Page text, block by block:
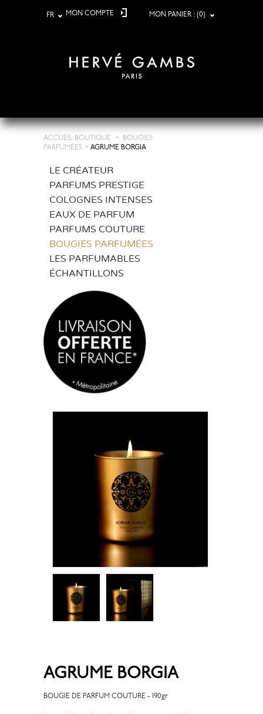
FR MON COMPTE MON PANIER : (0)
ACCUEIL BOUTIQUE >
BOUGIES
PARFUMÉES > AGRUME BORGIA
LE CRÉATEUR
PARFUMS PRESTIGE
COLOGNES INTENSES
EAUX DE PARFUM
PARFUMS COUTURE
BOUGIES PARFUMÉES
LES PARFUMABLES
ÉCHANTILLONS
AGRUME BORGIA
BOUGIE DE PARFUM COUTURE - 190gr